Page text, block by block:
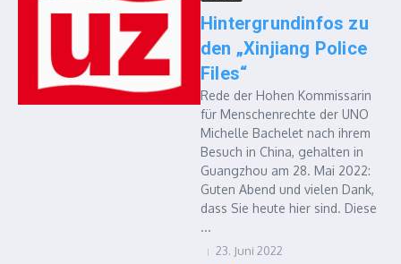
Hintergrundinfos zu
den „Xinjiang Police
Files“
Rede der Hohen Kommissarin
für Menschenrechte der UNO
Michelle Bachelet nach ihrem
Besuch in China, gehalten in
Guangzhou am 28. Mai 2022:
Guten Abend und vielen Dank,
dass Sie heute hier sind. Diese
...
23. Juni 2022